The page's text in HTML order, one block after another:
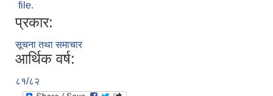
file.
प्रकार:
सूचना तथा समाचार
आर्थिक वर्ष:
८१/८२